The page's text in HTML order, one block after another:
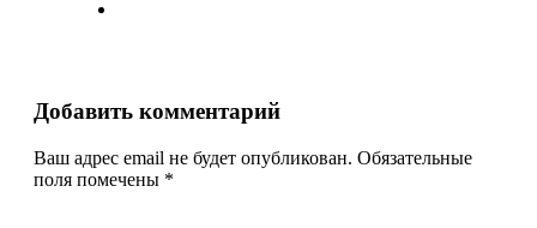
Добавить комментарий
Ваш адрес email не будет опубликован. Обязательные
поля помечены *